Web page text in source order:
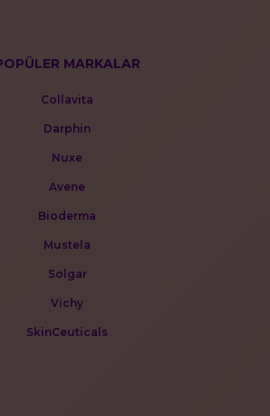
MARKALAR
Collavita
Darphin
Nuxe
Avene
Bioderma
Mustela
Solgar
Vichy
SkinCeuticals